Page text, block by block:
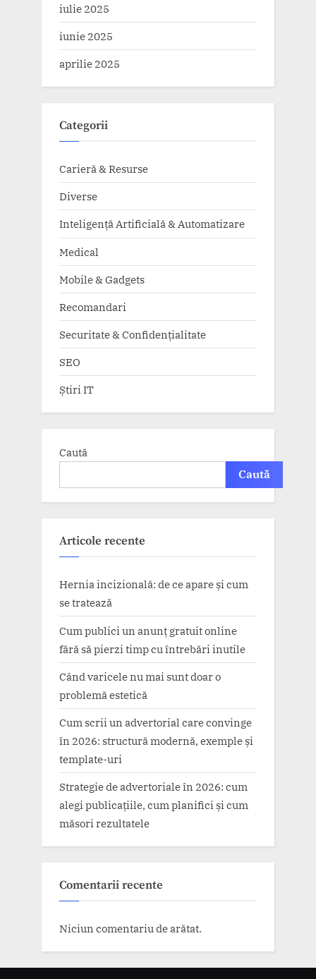
iulie 2025
iunie 2025
aprilie 2025
Categorii
Carieră & Resurse
Diverse
Inteligență Artificială & Automatizare
Medical
Mobile & Gadgets
Recomandari
Securitate & Confidențialitate
SEO
Știri IT
Caută
Caută
Articole recente
Hernia incizională: de ce apare și cum
se tratează
Cum publici un anunț gratuit online
fără să pierzi timp cu întrebări inutile
Când varicele nu mai sunt doar o
problemă estetică
Cum scrii un advertorial care convinge
în 2026: structură modernă, exemple și
template-uri
Strategie de advertoriale în 2026: cum
alegi publicațiile, cum planifici și cum
măsori rezultatele
Comentarii recente
Niciun comentariu de arătat.